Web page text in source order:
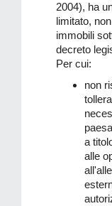
2004), ha
limitato,
immobili
decreto
Per cui:
non
a
alle